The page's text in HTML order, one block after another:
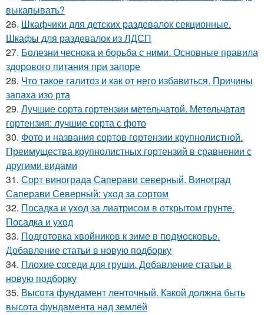
выкапывать?
26. Шкафчики для детских раздевалок секционные.
Шкафы для раздевалок из ЛДСП
27. Болезни чеснока и борьба с ними. Основные правила
здорового питания при запоре
28. Что такое галитоз и как от него избавиться. Причины
запаха изо рта
29. Лучшие сорта гортензии метельчатой. Метельчатая
гортензия: лучшие сорта с фото
30. Фото и названия сортов гортензии крупнолистной.
Преимущества крупнолистных гортензий в сравнении с
другими видами
31. Сорт винограда Саперави северный. Виноград
Саперави Северный: уход за сортом
32. Посадка и уход за лиатрисом в открытом грунте.
Посадка и уход
33. Подготовка хвойников к зиме в подмосковье.
Добавление статьи в новую подборку
34. Плохие соседи для груши. Добавление статьи в
новую подборку
35. Высота фундамент ленточный. Какой должна быть
высота фундамента над землёй